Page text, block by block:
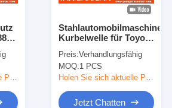
Holen Sie sich aktuelle Preis
Stahlautomobilmaschinen-
Kurbelwelle für Toyota
2.5L
Preis:Verhandlungsfähig
MOQ:1 PCS
Holen Sie sich aktuelle Preis
Jetzt Chatten